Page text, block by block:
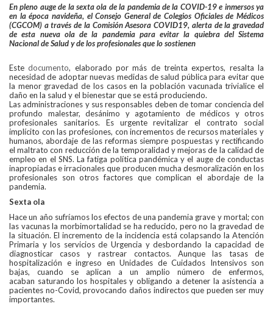
En pleno auge de la sexta ola de la pandemia de la COVID-19 e inmersos ya
en la época navideña, el Consejo General de Colegios Oficiales de Médicos
(CGCOM) a través de la Comisión Asesora COVID19, alerta de la gravedad
de esta nueva ola de la pandemia para evitar la quiebra del Sistema
Nacional de Salud y de los profesionales que lo sostienen
Estedocumento, elaborado por más de treinta expertos, resalta la
necesidad de adoptar nuevas medidas de salud pública para evitar que
la menor gravedad de los casos en la población vacunada trivialice el
daño en la salud y el bienestar que se está produciendo.
Las administraciones y sus responsables deben de tomar conciencia del
profundo malestar, desánimo y agotamiento de médicos y otros
profesionales sanitarios. Es urgente revitalizar el contrato social
implícito con las profesiones, con incrementos de recursos materiales y
humanos, abordaje de las reformas siempre pospuestas y rectificando
el maltrato con reducción de la temporalidad y mejoras de la calidad de
empleo en el SNS. La fatiga política pandémica y el auge de conductas
inapropiadas e irracionales que producen mucha desmoralización en los
profesionales son otros factores que complican el abordaje de la
pandemia.
Sexta ola
Hace un año sufríamos los efectos de una pandemia grave y mortal; con
las vacunas la morbimortalidad se ha reducido, pero no la gravedad de
la situación. El incremento de la incidencia está colapsando la Atención
Primaria y los servicios de Urgencia y desbordando la capacidad de
diagnosticar casos y rastrear contactos. Aunque las tasas de
hospitalización e ingreso en Unidades de Cuidados Intensivos son
bajas, cuando se aplican a un amplio número de enfermos,
acaban saturando los hospitales y obligando a detener la asistencia a
pacientes no-Covid, provocando daños indirectos que pueden ser muy
importantes.